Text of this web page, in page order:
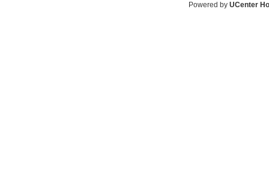
Powered by UCenter